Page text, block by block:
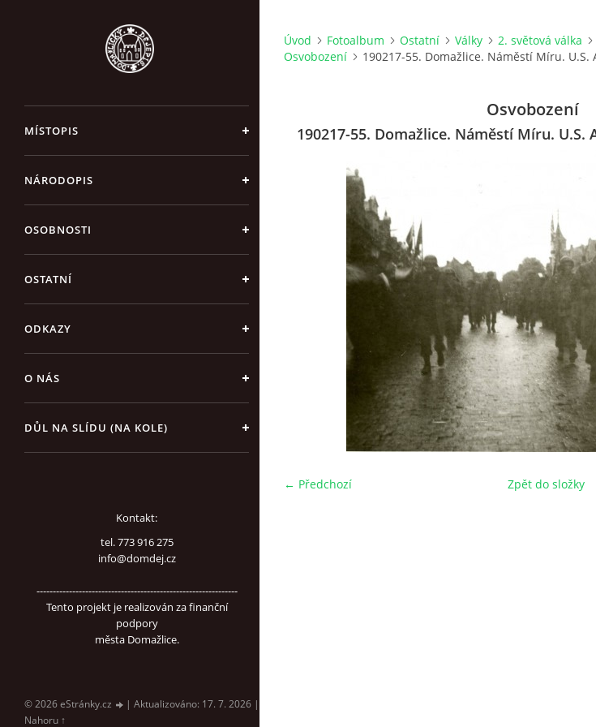
MÍSTOPIS
NÁRODOPIS
OSOBNOSTI
OSTATNÍ
ODKAZY
O NÁS
DŮL NA SLÍDU (NA KOLE)
Kontakt:
tel. 773 916 275
info@domdej.cz
--------------------------------------------------------------
Tento projekt je realizován za finanční
podpory
města Domažlice.
© 2026 eStránky.cz | Aktualizováno: 17. 7. 2026 |
Nahoru ↑
Úvod Fotoalbum Ostatní Války 2. světová válka
Osvobození
190217-55. Domažlice. Náměstí Míru. U.S.
Osvobození
190217-55. Domažlice. Náměstí Míru. U.S.
← Předchozí Zpět do složky